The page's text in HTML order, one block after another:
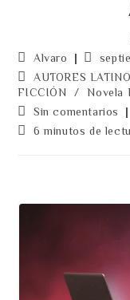
Autor
de
la
Alvaro
de
la
Categoría
de
la
AUTORES
FICCIÓN
/
Novela
Comentarios
de
Sin comentarios
Tiempo
6 minutos de